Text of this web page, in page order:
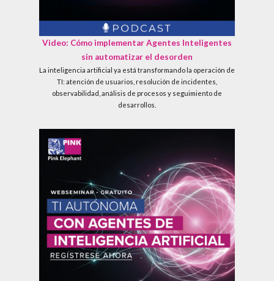
Video: Cómo implementar Agentes Inteligentes
sin automatizar el desorden
La inteligencia artificial ya está transformando la operación de
TI: atención de usuarios, resolución de incidentes,
observabilidad, análisis de procesos y seguimiento de
desarrollos.